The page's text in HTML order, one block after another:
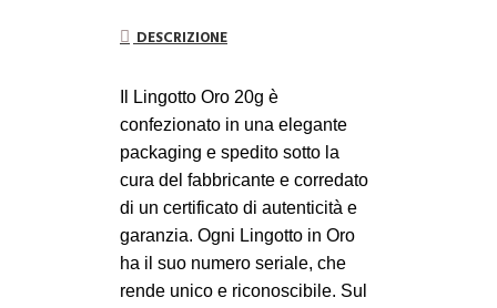
DESCRIZIONE
Il Lingotto Oro 20g è
confezionato in una elegante
packaging e spedito sotto la
cura del fabbricante e corredato
di un certificato di autenticità e
garanzia. Ogni Lingotto in Oro
ha il suo numero seriale, che
rende unico e riconoscibile. Sul